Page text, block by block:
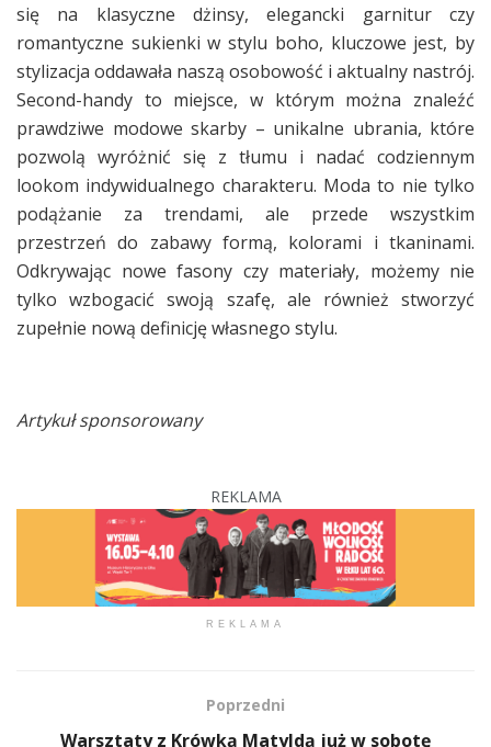
się na klasyczne dżinsy, elegancki garnitur czy
romantyczne sukienki w stylu boho, kluczowe jest, by
stylizacja oddawała naszą osobowość i aktualny nastrój.
Second-handy to miejsce, w którym można znaleźć
prawdziwe modowe skarby – unikalne ubrania, które
pozwolą wyróżnić się z tłumu i nadać codziennym
lookom indywidualnego charakteru. Moda to nie tylko
podążanie za trendami, ale przede wszystkim
przestrzeń do zabawy formą, kolorami i tkaninami.
Odkrywając nowe fasony czy materiały, możemy nie
tylko wzbogacić swoją szafę, ale również stworzyć
zupełnie nową definicję własnego stylu.
Artykuł sponsorowany
REKLAMA
REKLAMA
Poprzedni
Warsztaty z Krówką Matyldą już w sobotę